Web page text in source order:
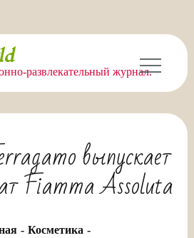
развлекательный журнал.
выпускает
Fiamma Assoluta
Косметика